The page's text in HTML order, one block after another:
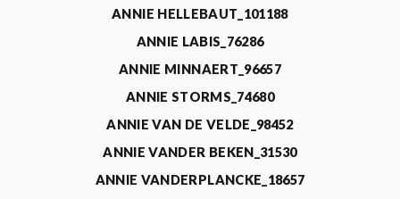
ANNIE HELLEBAUT_101188
ANNIE LABIS_76286
ANNIE MINNAERT_96657
ANNIE STORMS_74680
ANNIE VAN DE VELDE_98452
ANNIE VANDER BEKEN_31530
ANNIE VANDERPLANCKE_18657